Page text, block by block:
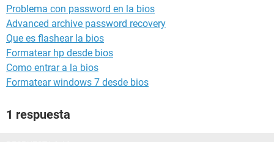
Problema con password en la bios
Advanced archive password recovery
Que es flashear la bios
Formatear hp desde bios
Como entrar a la bios
Formatear windows 7 desde bios
1 respuesta